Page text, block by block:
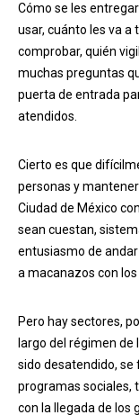
Cómo se les
usar, cuánto les va a
comprobar, quién
muchas preguntas
puerta de entrada
atendidos.
Cierto es que
personas y
Ciudad de México
sean cuestan,
entusiasmo de
a macanazos con
Pero hay sectores,
largo del régimen
sido desatendido, se
programas sociales,
con la llegada de los